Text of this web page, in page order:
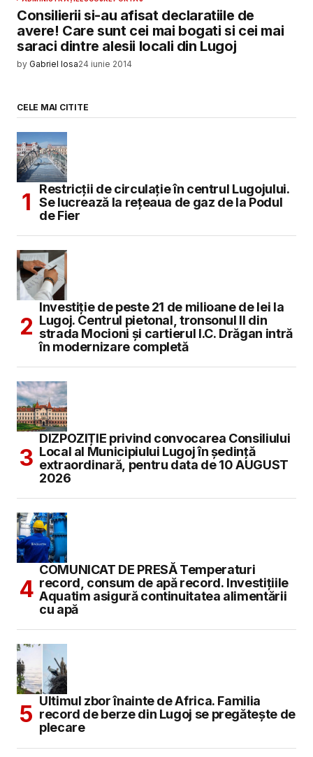
Consilierii si-au afisat declaratiile de
avere! Care sunt cei mai bogati si cei mai
saraci dintre alesii locali din Lugoj
by Gabriel Iosa24 iunie 2014
CELE MAI CITITE
Restricții de circulație în centrul Lugojului.
Se lucrează la rețeaua de gaz de la Podul
de Fier
Investiție de peste 21 de milioane de lei la
Lugoj. Centrul pietonal, tronsonul II din
strada Mocioni și cartierul I.C. Drăgan intră
în modernizare completă
DIZPOZIȚIE privind convocarea Consiliului
Local al Municipiului Lugoj în şedinţă
extraordinară, pentru data de 10 AUGUST
2026
COMUNICAT DE PRESĂ Temperaturi
record, consum de apă record. Investițiile
Aquatim asigură continuitatea alimentării
cu apă
Ultimul zbor înainte de Africa. Familia
record de berze din Lugoj se pregătește de
plecare